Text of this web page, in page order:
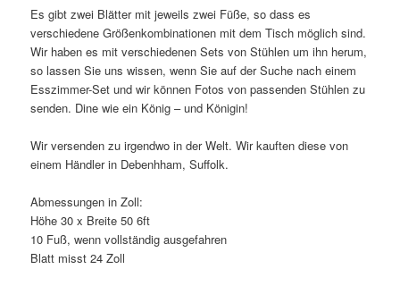
Es gibt zwei Blätter mit jeweils zwei Füße, so dass es
verschiedene Größenkombinationen mit dem Tisch möglich sind.
Wir haben es mit verschiedenen Sets von Stühlen um ihn herum,
so lassen Sie uns wissen, wenn Sie auf der Suche nach einem
Esszimmer-Set und wir können Fotos von passenden Stühlen zu
senden. Dine wie ein König – und Königin!
Wir versenden zu irgendwo in der Welt. Wir kauften diese von
einem Händler in Debenhham, Suffolk.
Abmessungen in Zoll:
Höhe 30 x Breite 50 6ft
10 Fuß, wenn vollständig ausgefahren
Blatt misst 24 Zoll